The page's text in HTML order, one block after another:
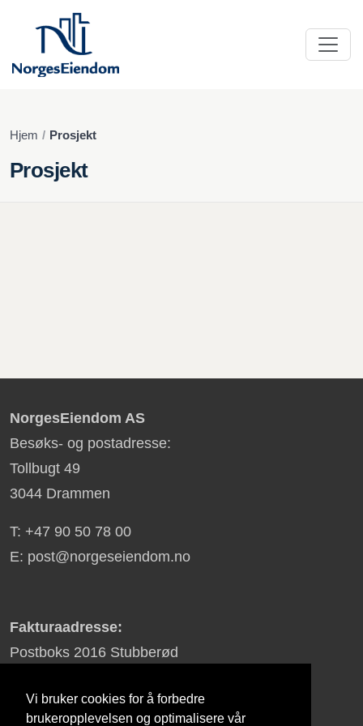
Vi bruker cookies for å forbedre
brukeropplevelsen og optimalisere vår
Hjem Prosjekt
Prosjekt
NorgesEiendom AS
Besøks- og postadresse:
Tollbugt 49
3044 Drammen
T: +47 90 50 78 00
E: post@norgeseiendom.no
Fakturaadresse:
Postboks 2016 Stubberød